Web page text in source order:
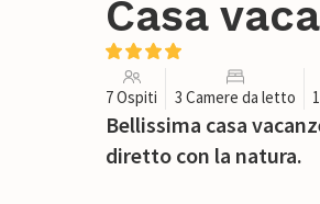
Casa
7 Ospiti 3 Camere da letto
Bellissima casa
diretto con la natura.